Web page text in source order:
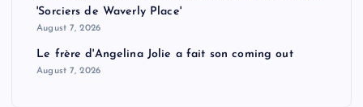
'Sorciers de Waverly Place'
August 7, 2026
Le frère d'Angelina Jolie a fait son coming out
August 7, 2026